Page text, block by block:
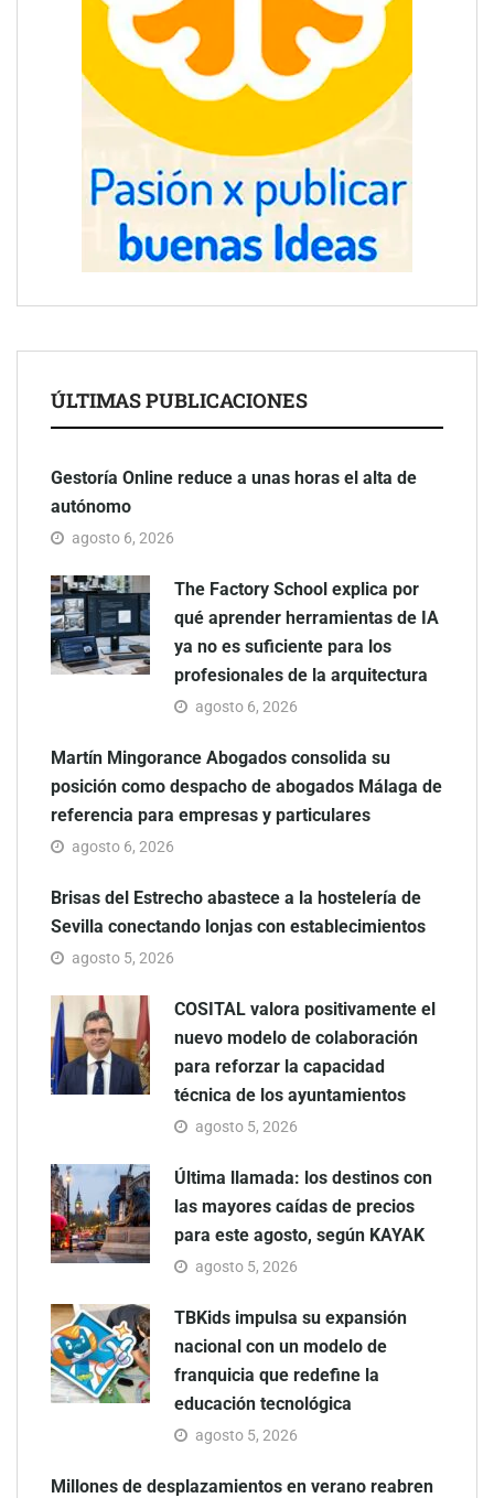
ÚLTIMAS PUBLICACIONES
Gestoría Online reduce a unas horas el alta de
autónomo
agosto 6, 2026
The Factory School explica por
qué aprender herramientas de IA
ya no es suficiente para los
profesionales de la arquitectura
agosto 6, 2026
Martín Mingorance Abogados consolida su
posición como despacho de abogados Málaga de
referencia para empresas y particulares
agosto 6, 2026
Brisas del Estrecho abastece a la hostelería de
Sevilla conectando lonjas con establecimientos
agosto 5, 2026
COSITAL valora positivamente el
nuevo modelo de colaboración
para reforzar la capacidad
técnica de los ayuntamientos
agosto 5, 2026
Última llamada: los destinos con
las mayores caídas de precios
para este agosto, según KAYAK
agosto 5, 2026
TBKids impulsa su expansión
nacional con un modelo de
franquicia que redefine la
educación tecnológica
agosto 5, 2026
Millones de desplazamientos en verano reabren